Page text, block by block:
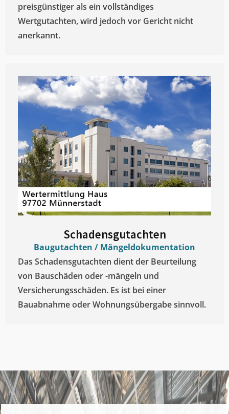
preisgünstiger als ein vollständiges
Wertgutachten, wird jedoch vor Gericht nicht
anerkannt.
Schadensgutachten
Baugutachten / Mängeldokumentation
Das Schadensgutachten dient der Beurteilung
von Bauschäden oder -mängeln und
Versicherungsschäden. Es ist bei einer
Bauabnahme oder Wohnungsübergabe sinnvoll.